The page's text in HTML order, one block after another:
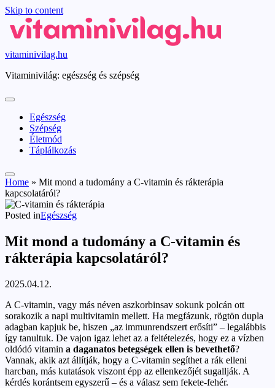
Skip to content
vitaminivilag.hu
Vitaminivilág: egészség és szépség
Egészség
Szépség
Életmód
Táplálkozás
Home » Mit mond a tudomány a C-vitamin és rákterápia
kapcsolatáról?
Posted inEgészség
Mit mond a tudomány a C-vitamin és
rákterápia kapcsolatáról?
2025.04.12.
A C-vitamin, vagy más néven aszkorbinsav sokunk polcán ott
sorakozik a napi multivitamin mellett. Ha megfázunk, rögtön dupla
adagban kapjuk be, hiszen „az immunrendszert erősíti” – legalábbis
így tanultuk. De vajon igaz lehet az a feltételezés, hogy ez a vízben
oldódó vitamin a daganatos betegségek ellen is bevethető?
Vannak, akik azt állítják, hogy a C-vitamin segíthet a rák elleni
harcban, más kutatások viszont épp az ellenkezőjét sugallják. A
kérdés korántsem egyszerű – és a válasz sem fekete-fehér.